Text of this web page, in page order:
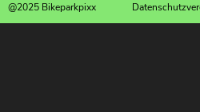
@2025 Bikeparkpixx